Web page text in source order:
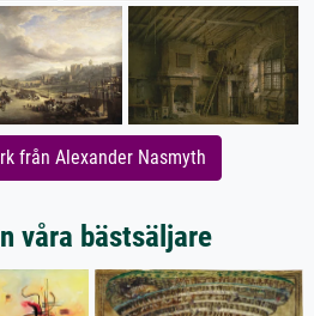
från Alexander Nasmyth
våra bästsäljare